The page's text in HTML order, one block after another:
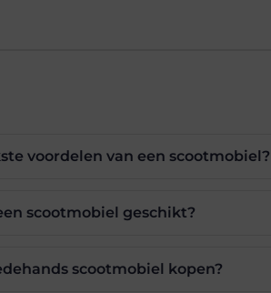
voordelen van een scootmobiel?
scootmobiel geschikt?
scootmobiel kopen?